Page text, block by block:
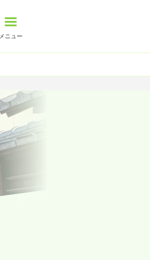
メニュー